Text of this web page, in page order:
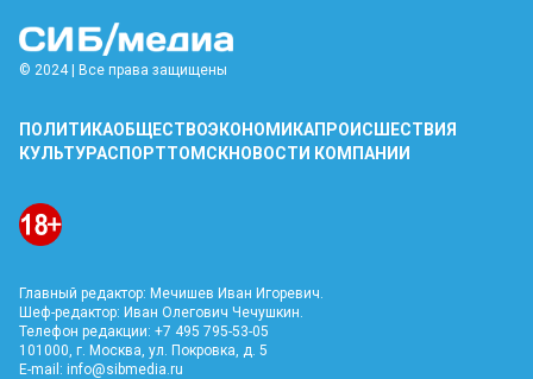
© 2024 | Все права защищены
ПОЛИТИКАОБЩЕСТВОЭКОНОМИКАПРОИСШЕСТВИЯ
КУЛЬТУРАСПОРТТОМСКНОВОСТИ КОМПАНИИ
Главный редактор: Мечишев Иван Игоревич.
Шеф-редактор: Иван Олегович Чечушкин.
Телефон редакции: +7 495 795-53-05
101000, г. Москва, ул. Покровка, д. 5
E-mail: info@sibmedia.ru